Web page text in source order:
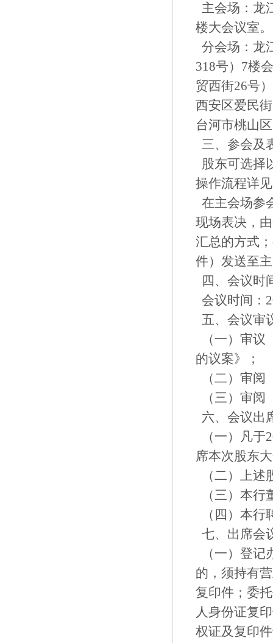
主会场：龙
楼大会议室。
分会场：龙
318号）7楼
贸西街26号
西安区爱民
台河市桃山
三、参会及
股东可选择
操作流程详
在主会场参
现场表决，
汇总的方式
件）发送至
四、会议时
会议时间：
五、会议审
（一）审议
的议案》；
（二）审阅
（三）审阅
六、会
（一）凡于
席本次股
（二）上述
（三）本行
（四）本行
七、出席
（一）登记
的，须持有
复印件；委
人身份证复
权证及复印